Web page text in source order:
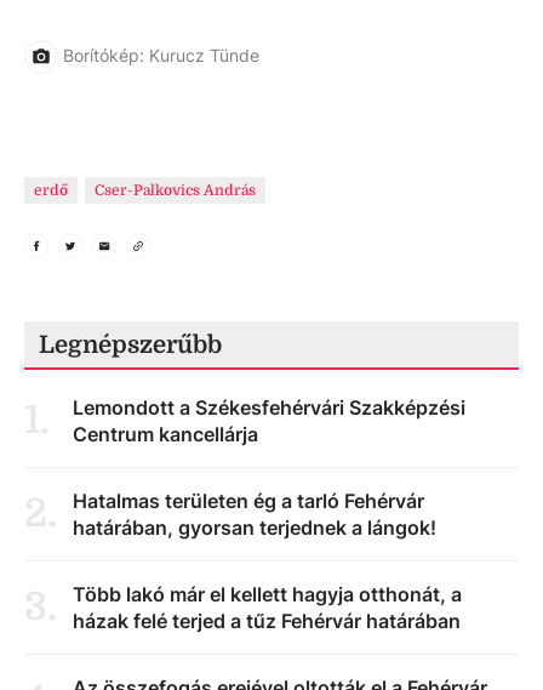
Borítókép: Kurucz Tünde
erdő Cser-Palkovics András
Legnépszerűbb
1.
Lemondott a Székesfehérvári Szakképzési
Centrum kancellárja
2.
Hatalmas területen ég a tarló Fehérvár
határában, gyorsan terjednek a lángok!
3.
Több lakó már el kellett hagyja otthonát, a
házak felé terjed a tűz Fehérvár határában